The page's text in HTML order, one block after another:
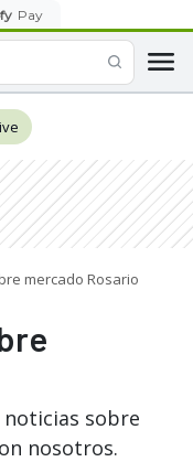
Pay
mercado Rosario
sobre
nosotros.